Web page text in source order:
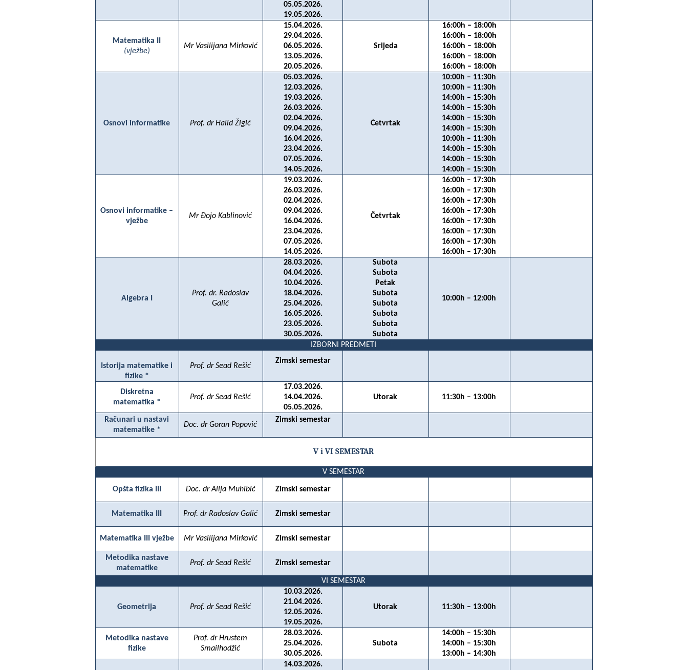
05.05.2026.
19.05.2026.
Matematika II
(vježbe)
Mr Vasilijana Mirković
15.04.2026.
29.04.2026.
06.05.2026.
13.05.2026.
20.05.2026.
Srijeda
16:00h – 18:00h
16:00h – 18:00h
16:00h – 18:00h
16:00h – 18:00h
16:00h – 18:00h
Osnovi informatike Prof. dr Halid Žigić
05.03.2026.
12.03.2026.
19.03.2026.
26.03.2026.
02.04.2026.
09.04.2026.
16.04.2026.
23.04.2026.
07.05.2026.
14.05.2026.
Četvrtak
10:00h – 11:30h
10:00h – 11:30h
14:00h – 15:30h
14:00h – 15:30h
14:00h – 15:30h
14:00h – 15:30h
10:00h – 11:30h
14:00h – 15:30h
14:00h – 15:30h
14:00h – 15:30h
Osnovi informatike –
vježbe
Mr Đojo Kablinović
19.03.2026.
26.03.2026.
02.04.2026.
09.04.2026.
16.04.2026.
23.04.2026.
07.05.2026.
14.05.2026.
Četvrtak
16:00h – 17:30h
16:00h – 17:30h
16:00h – 17:30h
16:00h – 17:30h
16:00h – 17:30h
16:00h – 17:30h
16:00h – 17:30h
16:00h – 17:30h
Algebra I
Prof. dr. Radoslav
Galić
28.03.2026.
04.04.2026.
10.04.2026.
18.04.2026.
25.04.2026.
16.05.2026.
23.05.2026.
30.05.2026.
Subota
Subota
Petak
Subota
Subota
Subota
Subota
Subota
10:00h – 12:00h
IZBORNI PREDMETI
Istorija matematike i
fizike *
Prof. dr Sead Rešić
Zimski semestar
Diskretna
matematika *
Prof. dr Sead Rešić
17.03.2026.
14.04.2026.
05.05.2026.
Utorak 11:30h – 13:00h
Računari u nastavi
matematike *
Doc. dr Goran Popović
Zimski semestar
V i VI SEMESTAR
V SEMESTAR
Opšta fizika III Doc. dr Alija Muhibić Zimski semestar
Matematika III Prof. dr Radoslav Galić Zimski semestar
Matematika III vježbe Mr Vasilijana Mirković Zimski semestar
Metodika nastave
matematike
Prof. dr Sead Rešić Zimski semestar
VI SEMESTAR
Geometrija Prof. dr Sead Rešić
10.03.2026.
21.04.2026.
12.05.2026.
19.05.2026.
Utorak 11:30h – 13:00h
Metodika nastave
fizike
Prof. dr Hrustem
Smailhodžić
28.03.2026.
25.04.2026.
30.05.2026.
Subota
14:00h – 15:30h
14:00h – 15:30h
13:00h – 14:30h
14.03.2026.